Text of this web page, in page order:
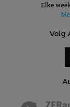
Elke
Volg